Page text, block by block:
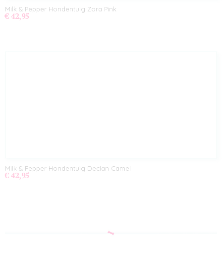
Milk & Pepper Hondentuig Zora Pink
€ 42,95
Milk & Pepper Hondentuig Declan Camel
€ 42,95